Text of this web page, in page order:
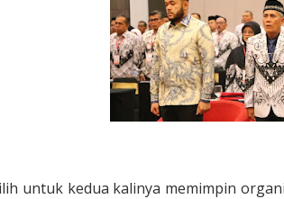
untuk kedua kalinya memimpin